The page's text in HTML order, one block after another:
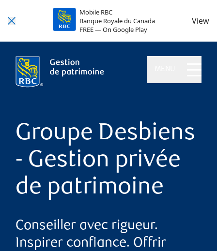
Mobile RBC
Banque Royale du Canada
FREE — On Google Play
View
Groupe Desbiens
- Gestion privée
de patrimoine
Conseiller avec rigueur.
Inspirer confiance. Offrir